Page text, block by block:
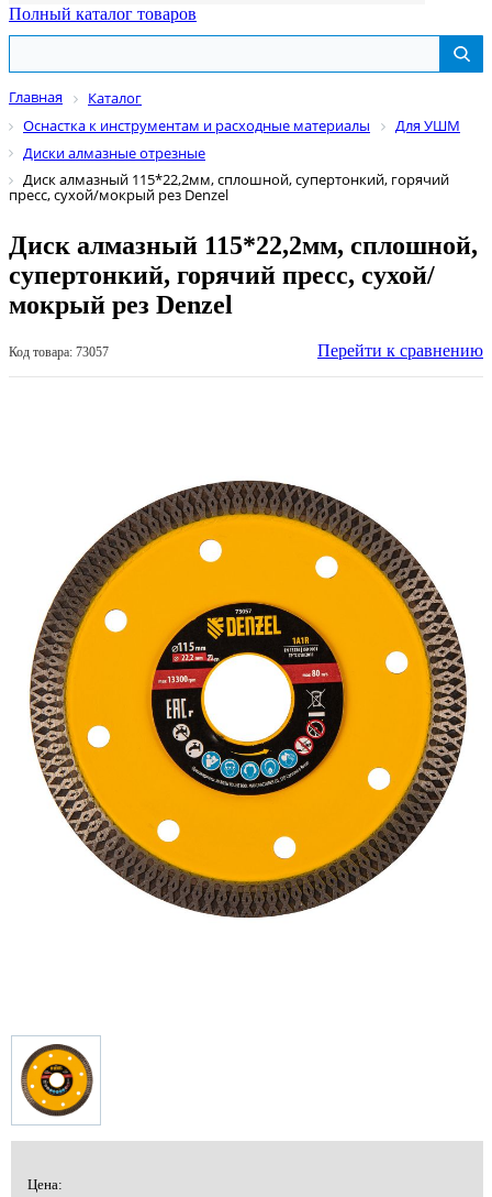
Полный каталог товаров
Главная
Каталог
Оснастка к инструментам и расходные материалы
Для УШМ
Диски алмазные отрезные
Диск алмазный 115*22,2мм, сплошной, супертонкий, горячий
пресс, сухой/мокрый рез Denzel
Диск алмазный 115*22,2мм, сплошной,
супертонкий, горячий пресс, сухой/
мокрый рез Denzel
Код товара: 73057 Перейти к сравнению
Цена: